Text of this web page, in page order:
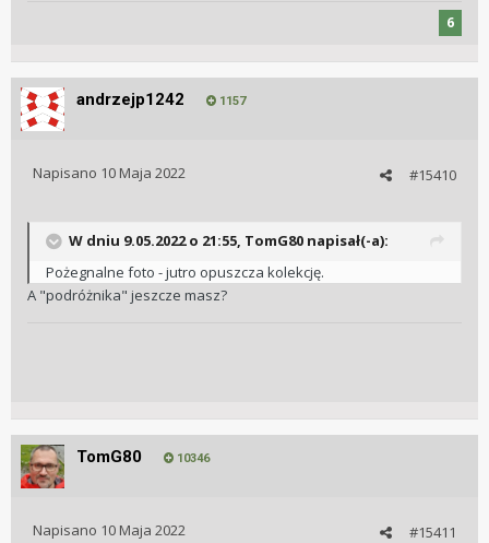
6
andrzejp1242 1157
#15410
Napisano 10 Maja 2022
W dniu 9.05.2022 o 21:55, TomG80 napisał(-a):
Pożegnalne foto - jutro opuszcza kolekcję.
A "podróżnika" jeszcze masz?
TomG80 10346
#15411
Napisano 10 Maja 2022